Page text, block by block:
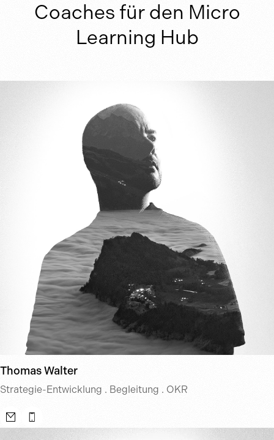
Coaches für den Micro
Learning Hub
Thomas Walter
Strategie-Entwicklung . Begleitung . OKR